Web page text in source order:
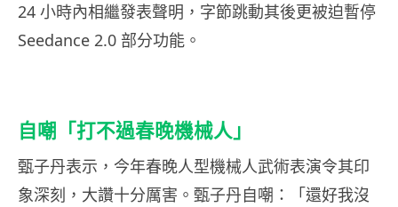
24 小時內相繼發表聲明，字節跳動其後更被迫暫停
Seedance 2.0 部分功能。
自嘲「打不過春晚機械人」
甄子丹表示，今年春晚人型機械人武術表演令其印
象深刻，大讚十分厲害。甄子丹自嘲：「還好我沒